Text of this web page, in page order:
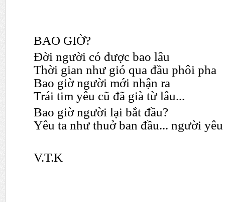
BAO GIỜ?
Đời người có được bao lâu
Thời gian như gió qua đầu phôi pha
Bao giờ người mới nhận ra
Trái tim yêu cũ đã già từ lâu...
Bao giờ người lại bắt đầu?
Yêu ta như thuở ban đầu... người yêu
V.T.K